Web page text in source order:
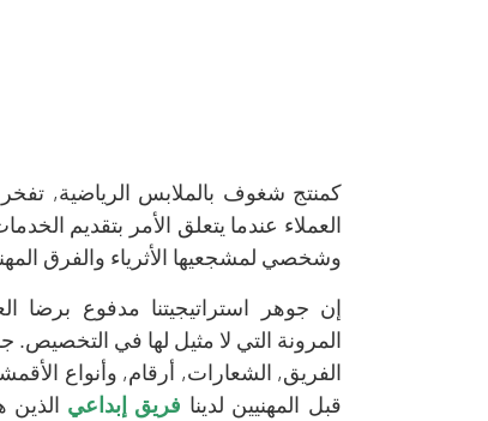
العملاء عندما يتعلق الأمر بتقديم
وشخصي لمشجعيها الأثرياء والفرق
إن جوهر استراتيجيتنا مدفوع برضا
المرونة التي لا مثيل لها في التخصيص.
الفريق, الشعارات, أرقام, وأنواع
قبل المهنيين لدينا فريق إبداعي الذين